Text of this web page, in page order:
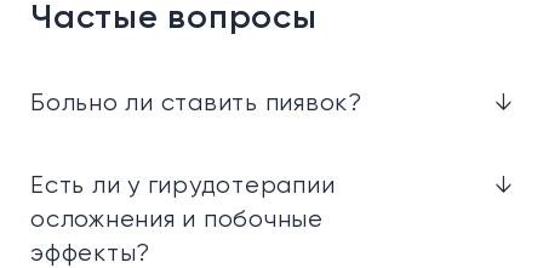
Частые вопросы
Больно ли ставить пиявок? ↓
Есть ли у гирудотерапии
осложнения и побочные
эффекты?
↓